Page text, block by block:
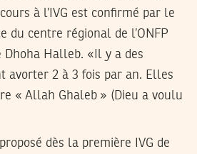
à l’IVG est confirmé par le
du centre régional de l’ONFP
Dhoha Halleb. «Il y a des
avorter 2 à 3 fois par an. Elles
« Allah Ghaleb » (Dieu a voulu
dès la première IVG de